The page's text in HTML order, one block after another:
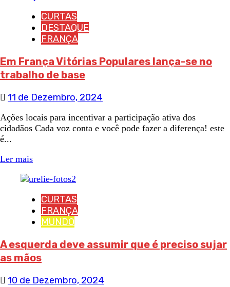
CURTAS
DESTAQUE
FRANÇA
Em França Vitórias Populares lança-se no
trabalho de base
11 de Dezembro, 2024
Ações locais para incentivar a participação ativa dos
cidadãos Cada voz conta e você pode fazer a diferença! este
é...
Ler mais
CURTAS
FRANÇA
MUNDO
A esquerda deve assumir que é preciso sujar
as mãos
10 de Dezembro, 2024